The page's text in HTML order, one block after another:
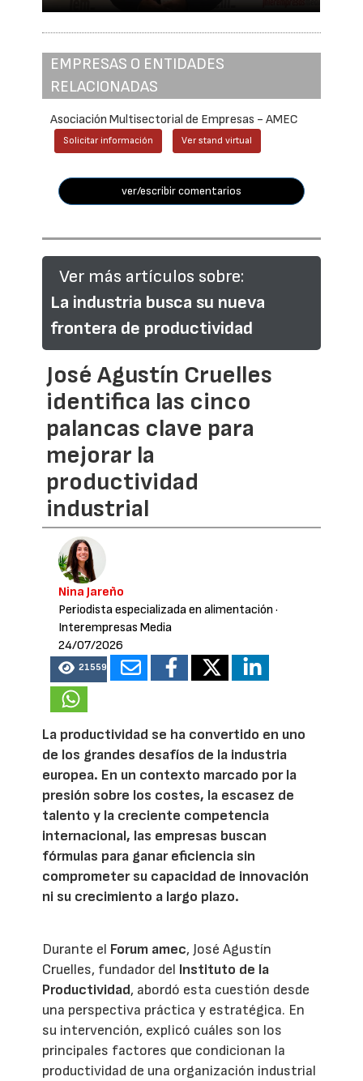
EMPRESAS O ENTIDADES
RELACIONADAS
Asociación Multisectorial de Empresas - AMEC
Solicitar información Ver stand virtual
ver/escribir comentarios
Ver más artículos sobre:
La industria busca su nueva
frontera de productividad
José Agustín Cruelles
identifica las cinco
palancas clave para
mejorar la
productividad
industrial
Nina Jareño
Periodista especializada en alimentación ·
Interempresas Media
24/07/2026
21559
La productividad se ha convertido en uno
de los grandes desafíos de la industria
europea. En un contexto marcado por la
presión sobre los costes, la escasez de
talento y la creciente competencia
internacional, las empresas buscan
fórmulas para ganar eficiencia sin
comprometer su capacidad de innovación
ni su crecimiento a largo plazo.
Durante el Forum amec, José Agustín
Cruelles, fundador del Instituto de la
Productividad, abordó esta cuestión desde
una perspectiva práctica y estratégica. En
su intervención, explicó cuáles son los
principales factores que condicionan la
productividad de una organización industrial